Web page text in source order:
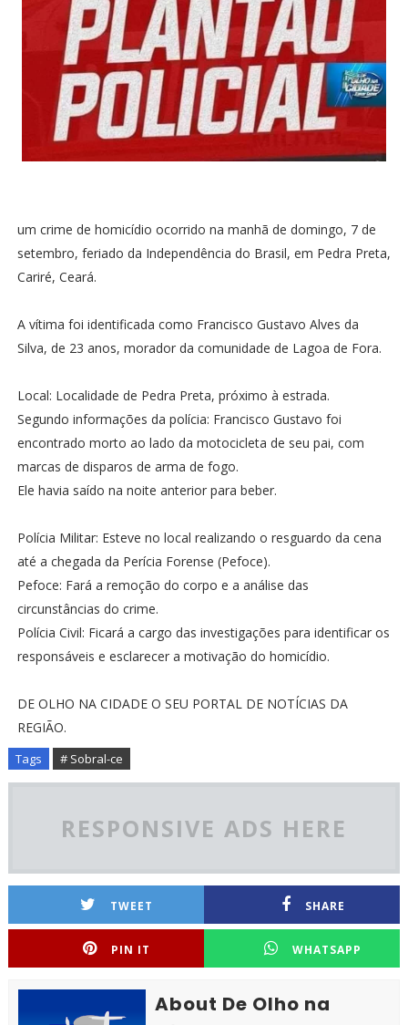
um crime de homicídio ocorrido na manhã de domingo, 7 de
setembro, feriado da Independência do Brasil, em Pedra Preta,
Cariré, Ceará.
A vítima foi identificada como Francisco Gustavo Alves da
Silva, de 23 anos, morador da comunidade de Lagoa de Fora.
Local: Localidade de Pedra Preta, próximo à estrada.
Segundo informações da polícia: Francisco Gustavo foi
encontrado morto ao lado da motocicleta de seu pai, com
marcas de disparos de arma de fogo.
Ele havia saído na noite anterior para beber.
Polícia Militar: Esteve no local realizando o resguardo da cena
até a chegada da Perícia Forense (Pefoce).
Pefoce: Fará a remoção do corpo e a análise das
circunstâncias do crime.
Polícia Civil: Ficará a cargo das investigações para identificar os
responsáveis e esclarecer a motivação do homicídio.
DE OLHO NA CIDADE O SEU PORTAL DE NOTÍCIAS DA
REGIÃO.
Tags # Sobral-ce
RESPONSIVE ADS HERE
TWEET SHARE
PIN IT WHATSAPP
About De Olho na